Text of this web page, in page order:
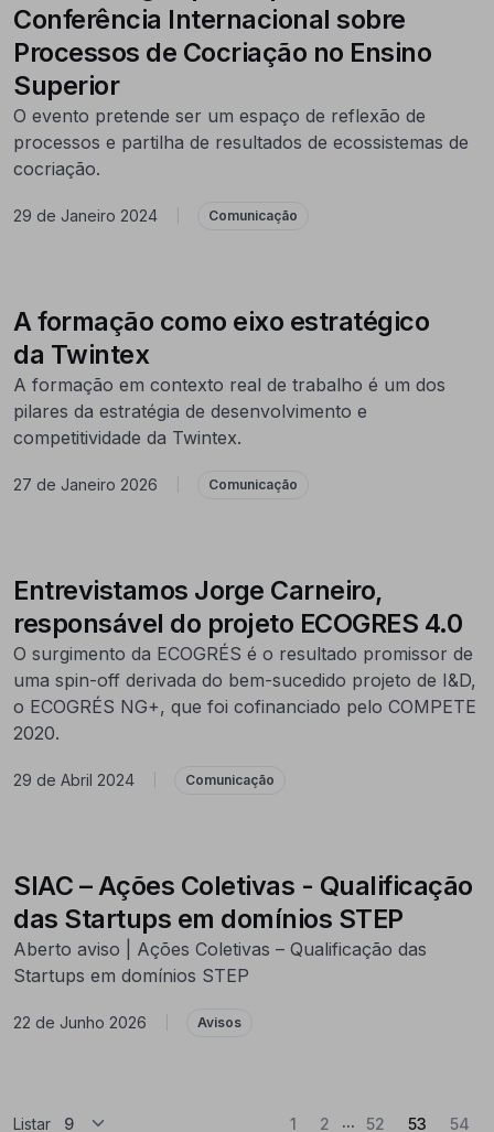
Conferência Internacional sobre
Processos de Cocriação no Ensino
Superior
O evento pretende ser um espaço de reflexão de
processos e partilha de resultados de ecossistemas de
cocriação.
29 de Janeiro 2024 Comunicação
A formação como eixo estratégico
da Twintex
A formação em contexto real de trabalho é um dos
pilares da estratégia de desenvolvimento e
competitividade da Twintex.
27 de Janeiro 2026 Comunicação
Entrevistamos Jorge Carneiro,
responsável do projeto ECOGRES 4.0
O surgimento da ECOGRÉS é o resultado promissor de
uma spin-off derivada do bem-sucedido projeto de I&D,
o ECOGRÉS NG+, que foi cofinanciado pelo COMPETE
2020.
29 de Abril 2024 Comunicação
SIAC – Ações Coletivas - Qualificação
das Startups em domínios STEP
Aberto aviso | Ações Coletivas – Qualificação das
Startups em domínios STEP
22 de Junho 2026 Avisos
Listar 1 2 ... 52 53(Atual)
54